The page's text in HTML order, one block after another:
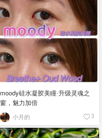
moody硅水凝胶美瞳·升级灵魂之
窗，魅力加倍
小月的 3